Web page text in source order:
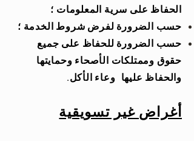
الحفاظ على سرية المعلومات ؛
حسب الضرورة لفرض شروط الخدمة ؛
حسب الضرورة للحفاظ على جميع
حقوق وممتلكات الأصحاء وحمايتها
والحفاظ عليها وعاء الأكل.
أغراض غير تسويقية